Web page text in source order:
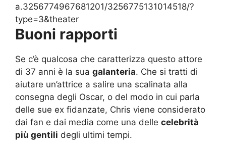
a.3256774967681201/3256775131014518/?
type=3&theater
Buoni rapporti
Se c’è qualcosa che caratterizza questo attore
di 37 anni è la sua galanteria. Che si tratti di
aiutare un’attrice a salire una scalinata alla
consegna degli Oscar, o del modo in cui parla
delle sue ex fidanzate, Chris viene considerato
dai fan e dai media come una delle celebrità
più gentili degli ultimi tempi.